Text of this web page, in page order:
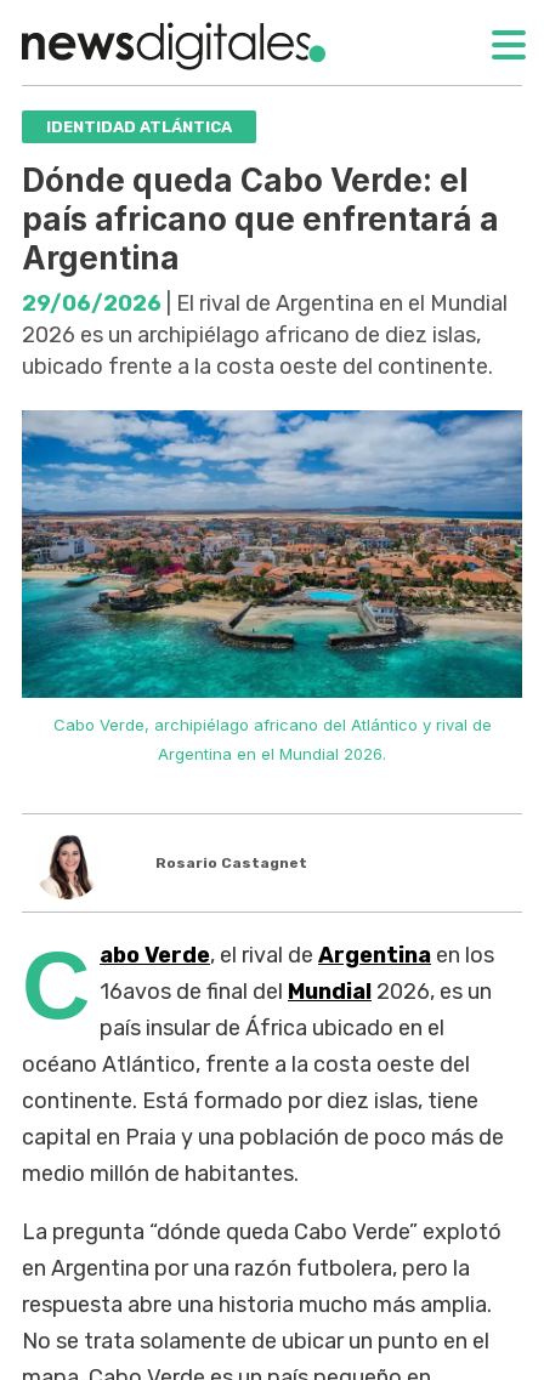
IDENTIDAD ATLÁNTICA
Dónde queda Cabo Verde: el
país africano que enfrentará a
Argentina
29/06/2026 | El rival de Argentina en el Mundial
2026 es un archipiélago africano de diez islas,
ubicado frente a la costa oeste del continente.
Cabo Verde, archipiélago africano del Atlántico y rival de
Argentina en el Mundial 2026.
Rosario Castagnet
C abo Verde, el rival de Argentina en los
16avos de final del Mundial 2026, es un
país insular de África ubicado en el
océano Atlántico, frente a la costa oeste del
continente. Está formado por diez islas, tiene
capital en Praia y una población de poco más de
medio millón de habitantes.
La pregunta “dónde queda Cabo Verde” explotó
en Argentina por una razón futbolera, pero la
respuesta abre una historia mucho más amplia.
No se trata solamente de ubicar un punto en el